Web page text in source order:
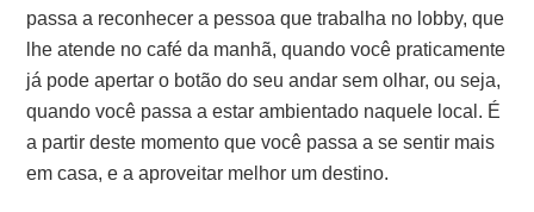
passa a reconhecer a pessoa que trabalha no lobby, que
lhe atende no café da manhã, quando você praticamente
já pode apertar o botão do seu andar sem olhar, ou seja,
quando você passa a estar ambientado naquele local. É
a partir deste momento que você passa a se sentir mais
em casa, e a aproveitar melhor um destino.